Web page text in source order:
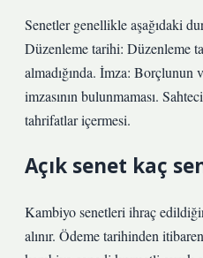
Senetler genellikle aşağıdaki
Düzenleme tarihi: Düzenleme
almadığında. İmza: Borçlunun
imzasının bulunmaması.
tahrifatlar içermesi.
Açık senet kaç
Kambiyo senetleri ihraç
alınır. Ödeme tarihinden